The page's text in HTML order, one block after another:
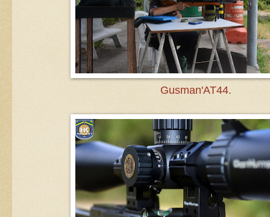
Gusman'AT44.